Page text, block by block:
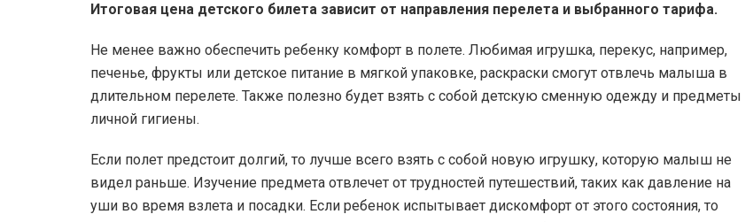
Итоговая цена детского билета зависит от направления перелета и выбранного тарифа.
Не менее важно обеспечить ребенку комфорт в полете. Любимая игрушка, перекус, например,
печенье, фрукты или детское питание в мягкой упаковке, раскраски смогут отвлечь малыша в
длительном перелете. Также полезно будет взять с собой детскую сменную одежду и предметы
личной гигиены.
Если полет предстоит долгий, то лучше всего взять с собой новую игрушку, которую малыш не
видел раньше. Изучение предмета отвлечет от трудностей путешествий, таких как давление на
уши во время взлета и посадки. Если ребенок испытывает дискомфорт от этого состояния, то